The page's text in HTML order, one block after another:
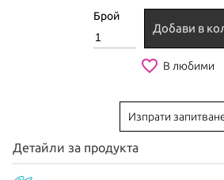
Брой
Добави в
favorite_border В любими
Изпрати
Детайли за продукта